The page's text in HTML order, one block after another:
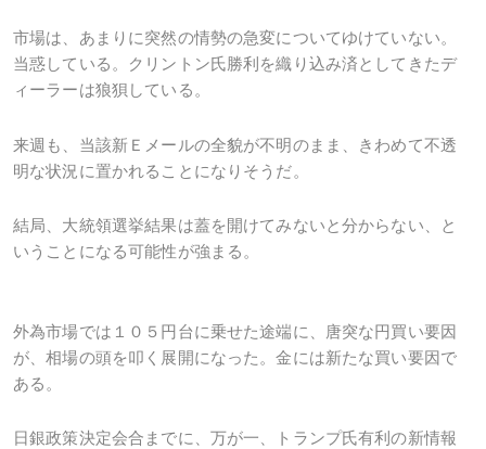
市場は、あまりに突然の情勢の急変についてゆけていない。
当惑している。クリントン氏勝利を織り込み済としてきたデ
ィーラーは狼狽している。
来週も、当該新Ｅメールの全貌が不明のまま、きわめて不透
明な状況に置かれることになりそうだ。
結局、大統領選挙結果は蓋を開けてみないと分からない、と
いうことになる可能性が強まる。
外為市場では１０５円台に乗せた途端に、唐突な円買い要因
が、相場の頭を叩く展開になった。金には新たな買い要因で
ある。
日銀政策決定会合までに、万が一、トランプ氏有利の新情報